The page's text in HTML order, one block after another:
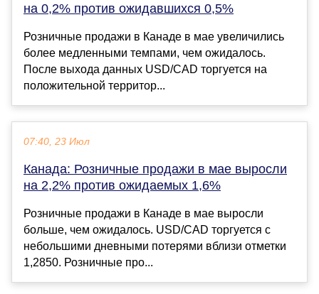
на 0,2% против ожидавшихся 0,5%
Розничные продажи в Канаде в мае увеличились
более медленными темпами, чем ожидалось.
После выхода данных USD/CAD торгуется на
положительной территор...
07:40, 23 Июл
Канада: Розничные продажи в мае выросли
на 2,2% против ожидаемых 1,6%
Розничные продажи в Канаде в мае выросли
больше, чем ожидалось. USD/CAD торгуется с
небольшими дневными потерями вблизи отметки
1,2850. Розничные про...